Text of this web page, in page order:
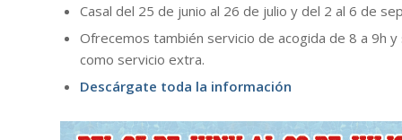
Casal del 25 de junio al 26 de julio y del 2 al 6 de
Ofrecemos también servicio de acogida de 8 a 9h
como servicio extra.
Descárgate toda la información